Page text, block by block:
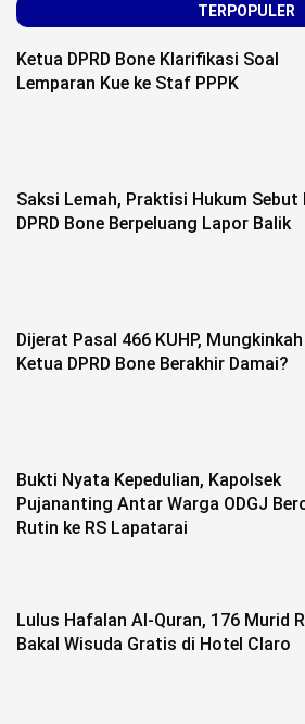
Life Style
Profil
More
sulsel.com
.
All
TERPOPULER
Ketua DPRD Bone Klarifikasi Soal
Lemparan Kue ke Staf PPPK
Saksi Lemah, Praktisi Hukum Sebut
DPRD Bone Berpeluang Lapor Balik
Dijerat Pasal 466 KUHP,
Ketua DPRD Bone Berakhir Damai?
Bukti Nyata Kepedulian, Kapolsek
Pujananting Antar Warga ODGJ
Rutin ke RS Lapatarai
Lulus Hafalan Al-Quran, 176 Murid
Bakal Wisuda Gratis di Hotel Claro